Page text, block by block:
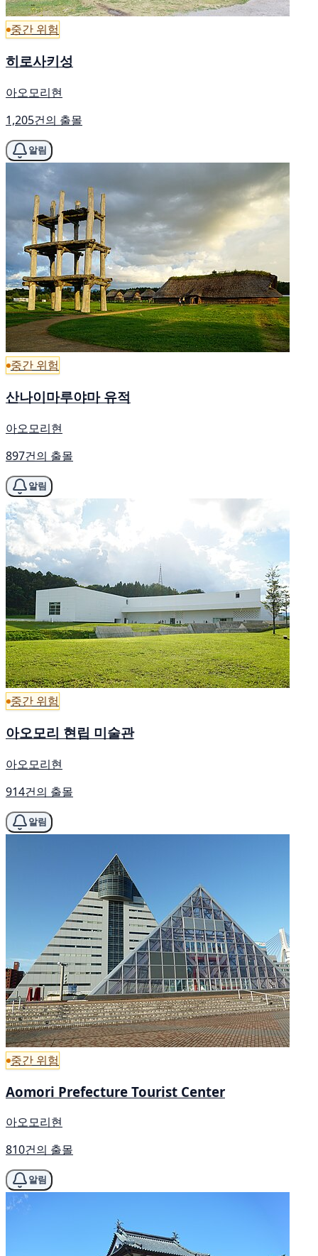
중간 위험
히로사키성
아오모리현
1,205건의 출몰
알림
중간 위험
산나이마루야마 유적
아오모리현
897건의 출몰
알림
중간 위험
아오모리 현립 미술관
아오모리현
914건의 출몰
알림
중간 위험
Aomori Prefecture Tourist Center
아오모리현
810건의 출몰
알림